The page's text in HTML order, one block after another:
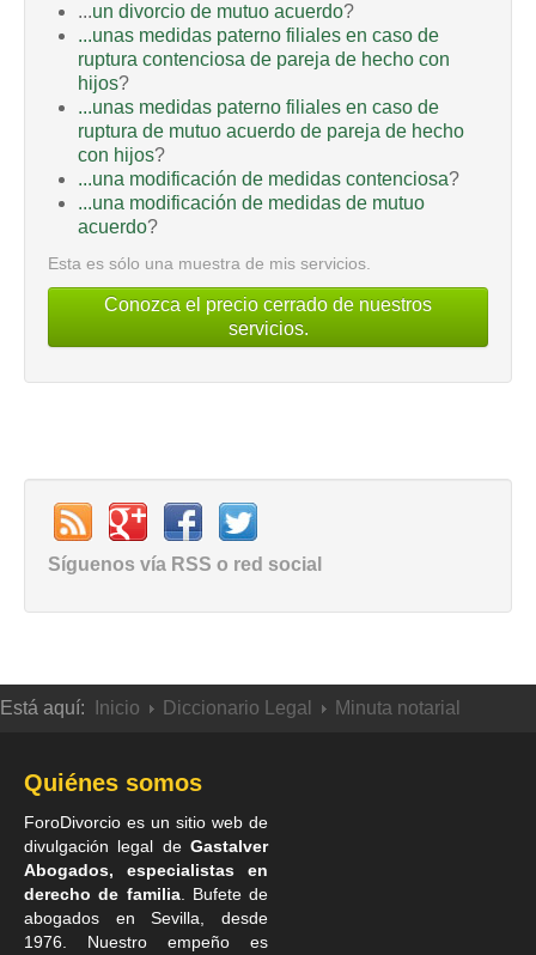
...un divorcio de mutuo acuerdo?
...unas medidas paterno filiales en caso de
ruptura contenciosa de pareja de hecho con
hijos?
...unas medidas paterno filiales en caso de
ruptura de mutuo acuerdo de pareja de hecho
con hijos?
...una modificación de medidas contenciosa?
...una modificación de medidas de mutuo
acuerdo?
Esta es sólo una muestra de mis servicios.
Conozca el precio cerrado de nuestros
servicios.
Síguenos vía RSS o red social
Está aquí: Inicio Diccionario Legal Minuta notarial
Quiénes somos
ForoDivorcio es un sitio web de
divulgación legal de Gastalver
Abogados, especialistas en
derecho de familia. Bufete de
abogados en Sevilla , desde
1976. Nuestro empeño es